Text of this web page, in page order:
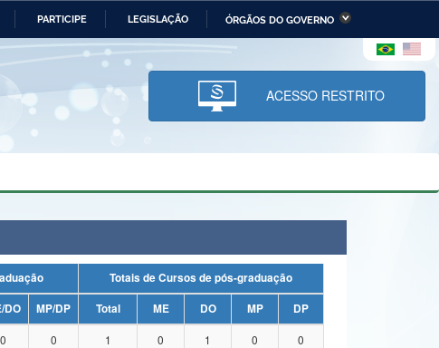
PARTICIPE LEGISLAÇÃO ÓRGÃOS DO GOVERNO
Ministério da Economia Ministério da Infraestrutura
Ministério da Ciência,
Tecnologia, Inovações e
Comunicações
e dos Direitos Humanos
Planalto
ACESSO RESTRITO
de pós-graduação
Totais de Cursos de pós-graduação
DO MP/DP Total ME DO MP
DP
0 0 1 0 1 0
0